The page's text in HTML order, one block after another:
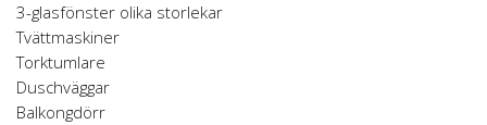
3-glasfönster olika storlekar
Tvättmaskiner
Torktumlare
Duschväggar
Balkongdörr